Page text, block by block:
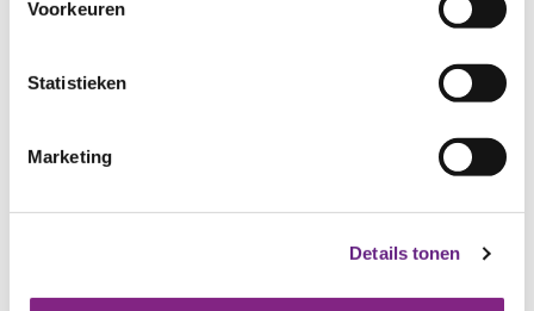
Voorkeuren
Statistieken
Marketing
Details tonen